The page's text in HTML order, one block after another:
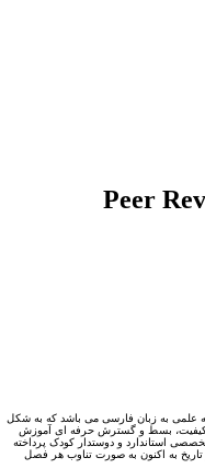
Peer
به زبان فارسی می باشد که به شکل
بسط و گسترش حرفه ای آموزش
استاندارد و دوستدار کودک پرداخته
۱۳۹۹ به چاپ رسید واز تاریخ به اکنون به صورت تناوب هر فصل